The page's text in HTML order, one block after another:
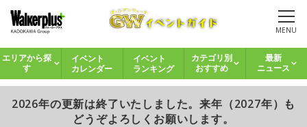
MENU
エリアから探
す
イベント
カレンダー
イベント
ランキング
カテゴリ別
おすすめ
最新
ニュース
2026年の更新は終了いたしました。来年（2027年）も
どうぞよろしくお願いします。